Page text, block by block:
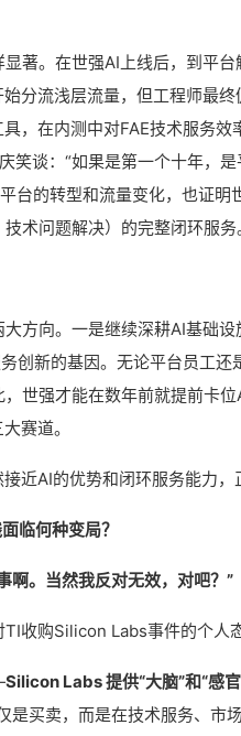
著。在世强AI上线后，到平
分流浅层流量，但工程师最
，在内测中对FAE技术服务
笑谈：“如果是第一个十年，
台的转型和流量变化，也证
术问题解决）的完整闭环服务
方向。一是继续深耕AI基础设
创新的基因。无论平台员工
世强才能在数年前就提前卡
赛道。
近AI的优势和闭环服务能力，
临何种变局？
啊。当然我反对无效，对吧？”
收购Silicon Labs事件的个人
Silicon Labs 提供“大脑”和“感
是买卖，而是在技术服务、市